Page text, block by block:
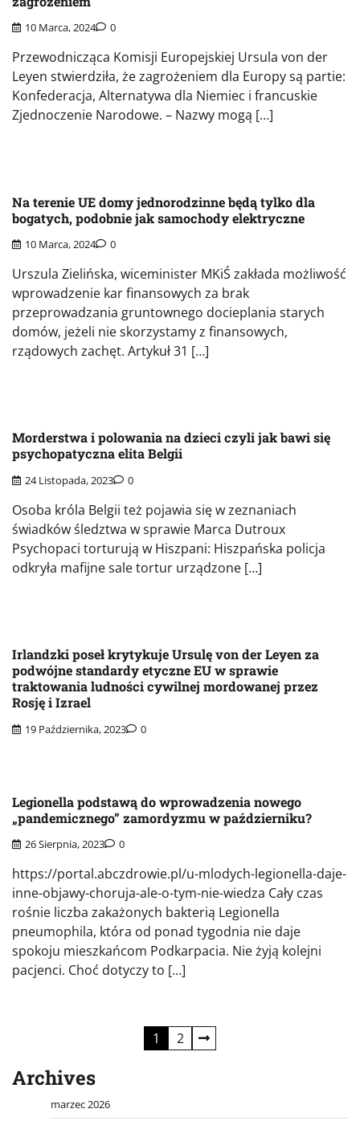
10 Marca, 2024 0
Przewodnicząca Komisji Europejskiej Ursula von der
Leyen stwierdziła, że zagrożeniem dla Europy są partie:
Konfederacja, Alternatywa dla Niemiec i francuskie
Zjednoczenie Narodowe. – Nazwy mogą […]
Na terenie UE domy jednorodzinne będą tylko dla
bogatych, podobnie jak samochody elektryczne
10 Marca, 2024 0
Urszula Zielińska, wiceminister MKiŚ zakłada możliwość
wprowadzenie kar finansowych za brak
przeprowadzania gruntownego docieplania starych
domów, jeżeli nie skorzystamy z finansowych,
rządowych zachęt. Artykuł 31 […]
Morderstwa i polowania na dzieci czyli jak bawi się
psychopatyczna elita Belgii
24 Listopada, 2023 0
Osoba króla Belgii też pojawia się w zeznaniach
świadków śledztwa w sprawie Marca Dutroux
Psychopaci torturują w Hiszpani: Hiszpańska policja
odkryła mafijne sale tortur urządzone […]
Irlandzki poseł krytykuje Ursulę von der Leyen za
podwójne standardy etyczne EU w sprawie
traktowania ludności cywilnej mordowanej przez
Rosję i Izrael
19 Października, 2023 0
Legionella podstawą do wprowadzenia nowego
„pandemicznego” zamordyzmu w październiku?
26 Sierpnia, 2023 0
https://portal.abczdrowie.pl/u-mlodych-legionella-daje-
inne-objawy-choruja-ale-o-tym-nie-wiedza Cały czas
rośnie liczba zakażonych bakterią Legionella
pneumophila, która od ponad tygodnia nie daje
spokoju mieszkańcom Podkarpacia. Nie żyją kolejni
pacjenci. Choć dotyczy to […]
wpisów
1 2
Archives
marzec 2026